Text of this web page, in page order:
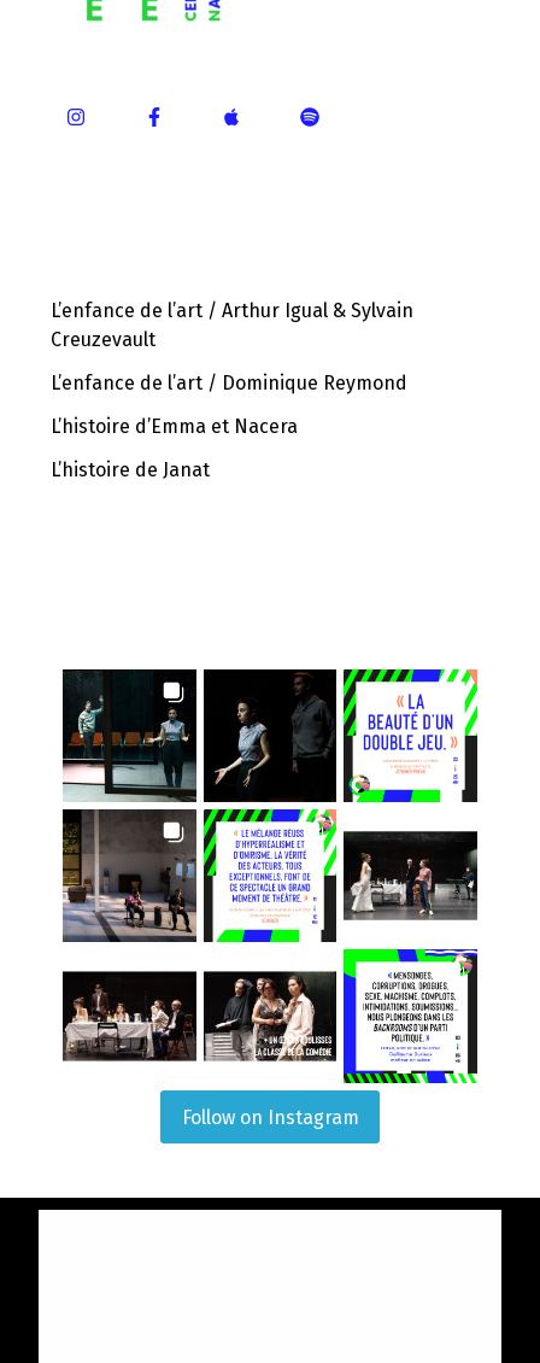
L’enfance de l’art / Arthur Igual & Sylvain
Creuzevault
L’enfance de l’art / Dominique Reymond
L’histoire d’Emma et Nacera
L’histoire de Janat
Follow on Instagram